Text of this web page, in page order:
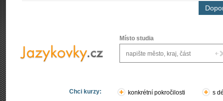
Místo studia
Chci kurzy: konkrétní pokročilosti s